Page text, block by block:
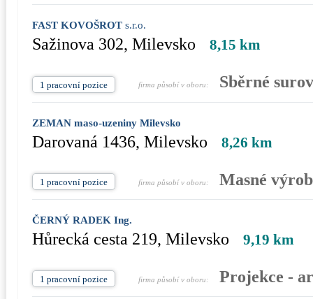
FAST KOVOŠROT s.r.o.
Sažinova 302, Milevsko 8,15 km
1 pracovní pozice firma působí v oboru: Sběrné
ZEMAN maso-uzeniny Milevsko
Darovaná 1436, Milevsko 8,26 km
1 pracovní pozice firma působí v oboru: Masné
ČERNÝ RADEK Ing.
Hůrecká cesta 219, Milevsko 9,19 km
1 pracovní pozice firma působí v oboru: Projekce -